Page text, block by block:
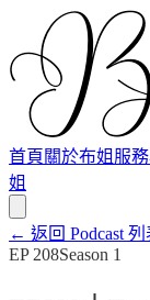
首頁 關於布姐 服
姐
← 返回 Podcast 列
EP 208Season 1